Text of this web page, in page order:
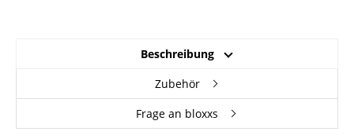
Beschreibung
Zubehör
Frage an bloxxs